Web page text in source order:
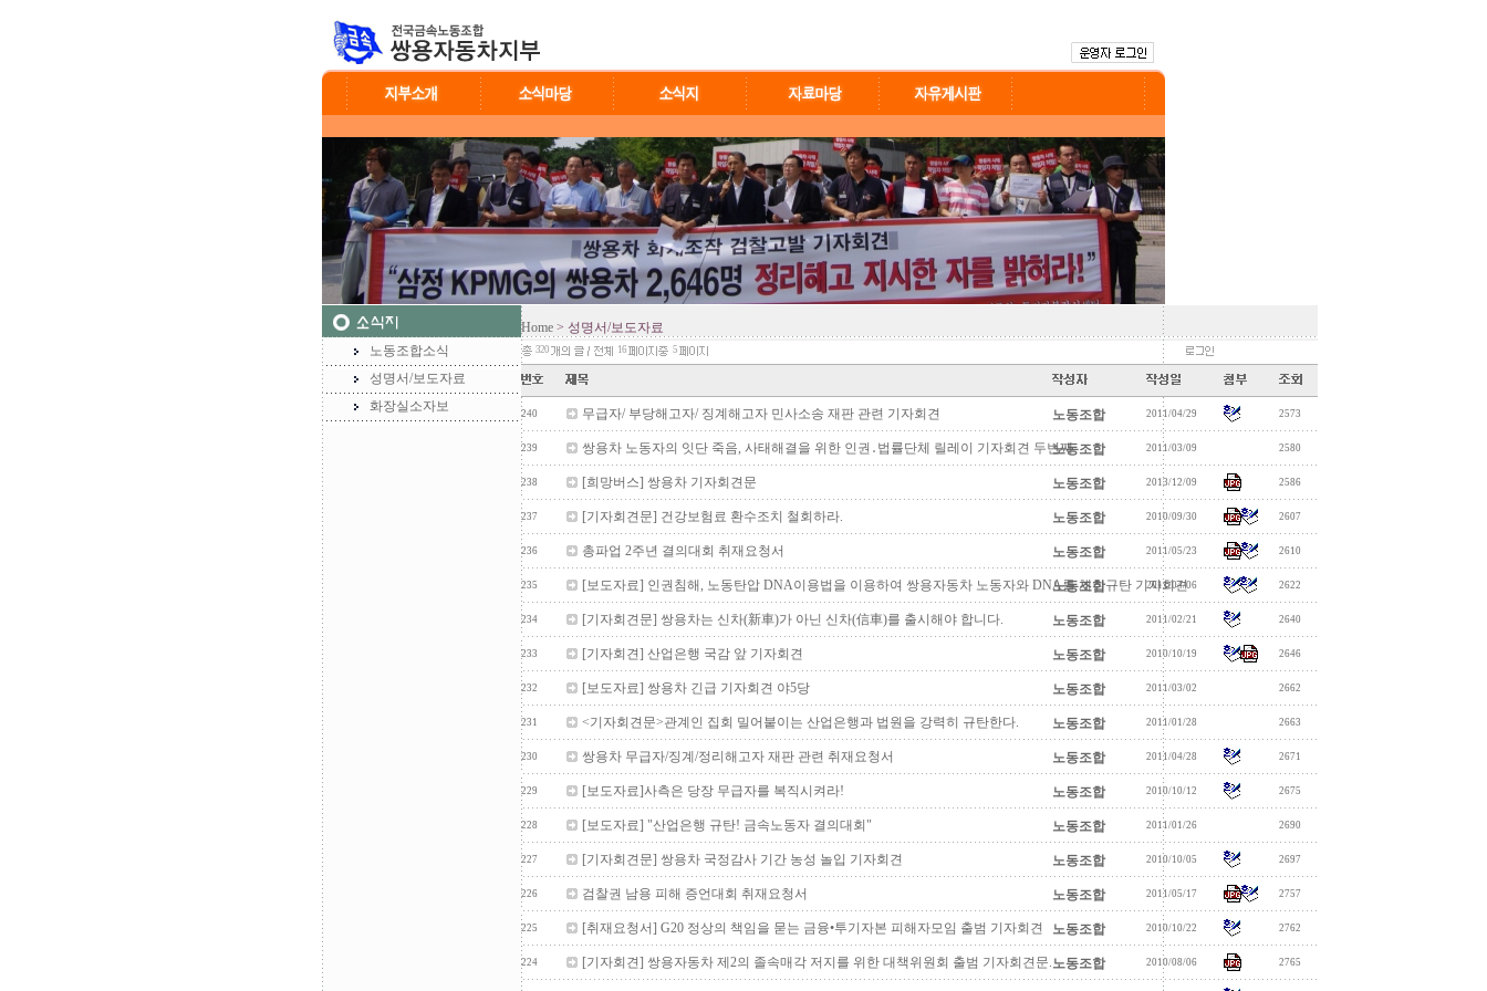
노동조합소식
성명서/보도자료
화장실소자보
Home > 성명서/보도자료
320 16 5
240 무급자/ 부당해고자/ 징계해고자 민사소송 재판 관련 기자회견 노동조합 2011/04/29 2573
239 쌍용차 노동자의 잇단 죽음, 사태해결을 위한 인권․법률단체 릴레이 기자회견 두번째노동조합 2011/03/09 2580
238 [희망버스] 쌍용차 기자회견문 노동조합 2013/12/09 2586
237 [기자회견문] 건강보험료 환수조치 철회하라. 노동조합 2010/09/30 2607
236 총파업 2주년 결의대회 취재요청서 노동조합 2011/05/23 2610
235 [보도자료] 인권침해, 노동탄압 DNA이용법을 이용하여 쌍용자동차 노동자와 DNA를 채취규탄 기자회견
노동조합 2011/04/06 2622
234 [기자회견문] 쌍용차는 신차(新車)가 아닌 신차(信車)를 출시해야 합니다. 노동조합 2011/02/21 2640
233 [기자회견] 산업은행 국감 앞 기자회견 노동조합 2010/10/19 2646
232 [보도자료] 쌍용차 긴급 기자회견 야5당 노동조합 2011/03/02 2662
231 <기자회견문>관계인 집회 밀어붙이는 산업은행과 법원을 강력히 규탄한다. 노동조합 2011/01/28 2663
230 쌍용차 무급자/징계/정리해고자 재판 관련 취재요청서 노동조합 2011/04/28 2671
229 [보도자료]사측은 당장 무급자를 복직시켜라! 노동조합 2010/10/12 2675
228 [보도자료] "산업은행 규탄! 금속노동자 결의대회" 노동조합 2011/01/26 2690
227 [기자회견문] 쌍용차 국정감사 기간 농성 놀입 기자회견 노동조합 2010/10/05 2697
226 검찰권 남용 피해 증언대회 취재요청서 노동조합 2011/05/17 2757
225 [취재요청서] G20 정상의 책임을 묻는 금융•투기자본 피해자모임 출범 기자회견 노동조합 2010/10/22 2762
224 [기자회견] 쌍용자동차 제2의 졸속매각 저지를 위한 대책위원회 출범 기자회견문. 노동조합 2010/08/06 2765